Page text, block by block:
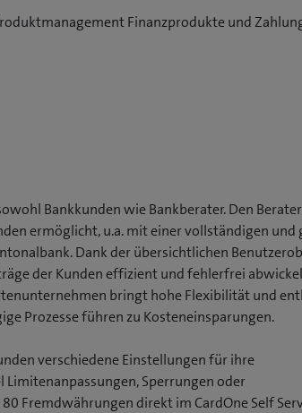
Finanzprodukte und
Bankkunden wie Bankberater. Den
ermöglicht, u.a. mit einer vollständigen und
Dank der übersichtlichen
der Kunden effizient und fehlerfrei
bringt hohe Flexibilität und
Prozesse führen zu Kosteneinsparungen.
verschiedene Einstellungen für ihre
Sperrungen oder
Fremd­währungen direkt im CardOne Self